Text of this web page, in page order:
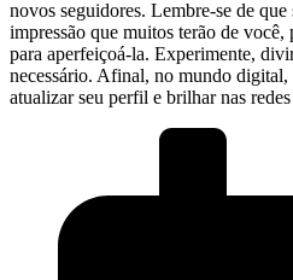
novos seguidores. Lembre-se de
⁤impressão que muitos terão de
para ​aperfeiçoá-la. Experimente,
necessário. Afinal, ‌no mundo
atualizar seu ‍perfil e brilhar ⁢nas